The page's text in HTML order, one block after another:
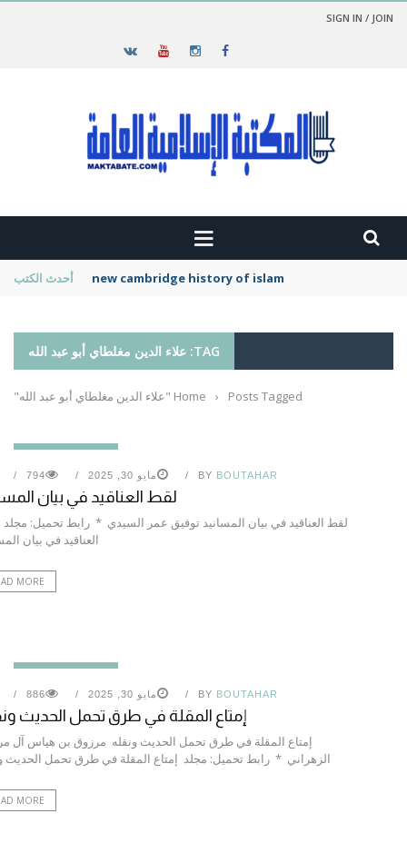
SIGN IN / JOIN
أحدث الكتب new cambridge history of islam
TAG: علاء الدين مغلطاي أبو عبد الله
Home › Posts Tagged "علاء الدين مغلطاي أبو عبد الله"
BY BOUTAHAR مايو 30, 2025 794
لقط العناقيد في بيان
لقط العناقيد في بيان المسانيد توفيق عمر السيدي * رابط تحميل:
العناقيد في بيان
MORE
BY BOUTAHAR مايو 30, 2025 886
إمتاع المقلة في طرق تحمل الحديث
إمتاع المقلة في طرق تحمل الحديث ونقله مرزوق بن هياس آل
الزهراني * رابط تحميل: مجلد إمتاع المقلة في طرق تحمل الحديث
MORE